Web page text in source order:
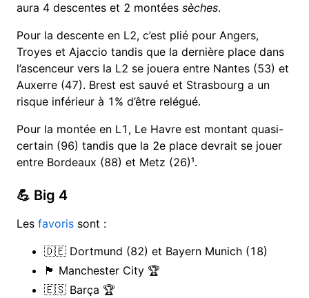
aura 4 descentes et 2 montées sèches.
Pour la descente en L2, c’est plié pour Angers,
Troyes et Ajaccio tandis que la dernière place dans
l’ascenceur vers la L2 se jouera entre Nantes (53) et
Auxerre (47). Brest est sauvé et Strasbourg a un
risque inférieur à 1% d’être relégué.
Pour la montée en L1, Le Havre est montant quasi-
certain (96) tandis que la 2e place devrait se jouer
entre Bordeaux (88) et Metz (26)¹.
💪 Big 4
Les favoris sont :
🇩🇪 Dortmund (82) et Bayern Munich (18)
🏴󠁧󠁢󠁥󠁮󠁧󠁿 Manchester City 🏆
🇪🇸 Barça 🏆